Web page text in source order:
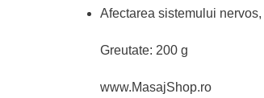
Afectarea sistemului
Greutate: 200 g
www.MasajShop.ro